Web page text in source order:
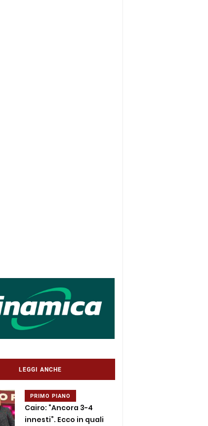
LEGGI ANCHE
PRIMO PIANO
Cairo: “Ancora 3-4
innesti”. Ecco in quali